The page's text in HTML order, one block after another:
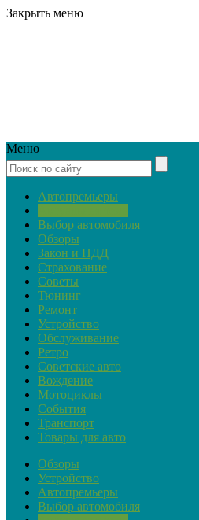
Закрыть меню
Меню
Автопремьеры
Выбор автомобиля
Обзоры
Закон и ПДД
Страхование
Советы
Тюнинг
Ремонт
Устройство
Обслуживание
Ретро
Советские авто
Вождение
Мотоциклы
События
Транспорт
Товары для авто
Обзоры
Устройство
Автопремьеры
Выбор автомобиля